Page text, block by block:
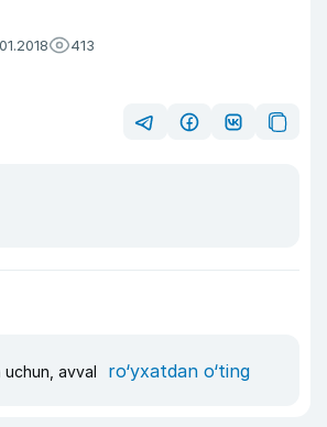
413
avval ro‘yxatdan o‘ting